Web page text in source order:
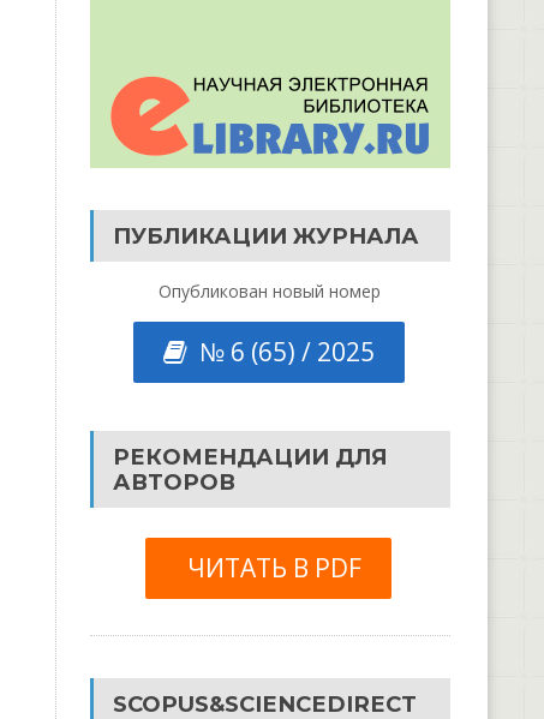
ПУБЛИКАЦИИ ЖУРНАЛА
Опубликован новый номер
№ 6 (65) / 2025
РЕКОМЕНДАЦИИ ДЛЯ
АВТОРОВ
ЧИТАТЬ В PDF
SCOPUS&SCIENCEDIRECT